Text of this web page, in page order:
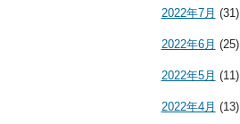
2022年7月 (31)
2022年6月 (25)
2022年5月 (11)
2022年4月 (13)